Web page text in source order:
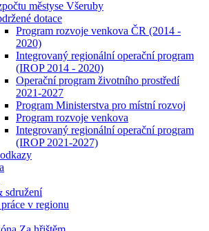
městyse Všeruby
dotace
Program rozvoje venkova ČR (2014 -
2020)
Integrovaný regionální operační program
(IROP 2014 - 2020)
Operační program životního prostředí
2021-2027
Program Ministerstva pro místní rozvoj
Program rozvoje venkova
Integrovaný regionální operační program
(IROP 2021-2027)
sdružení
v regionu